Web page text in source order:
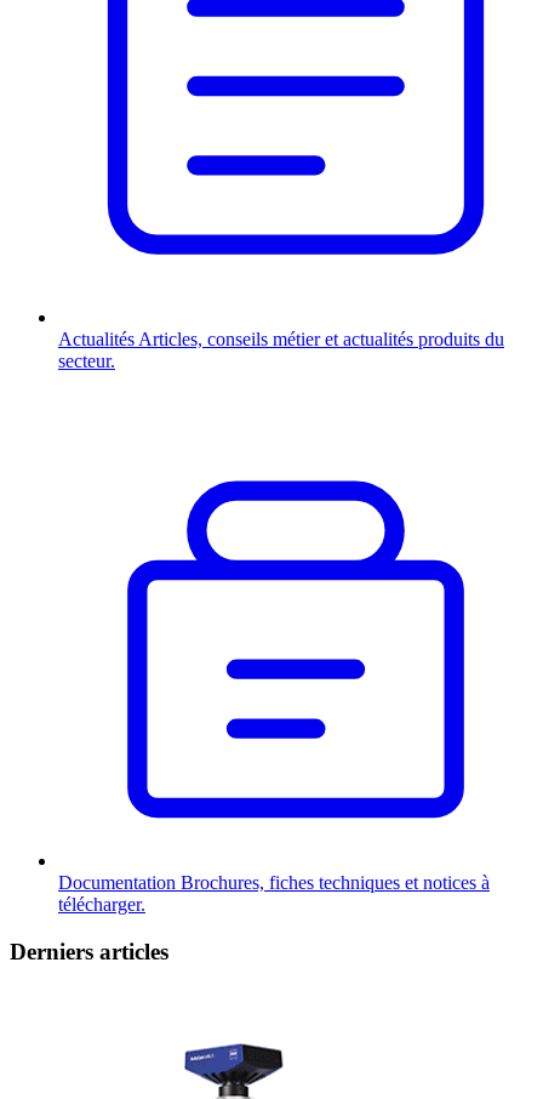
Actualités Articles, conseils métier et actualités produits du
secteur.
Documentation Brochures, fiches techniques et notices à
télécharger.
Derniers articles